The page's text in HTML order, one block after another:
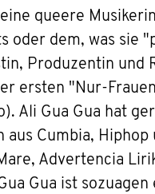
queere
oder dem, was sie
Produzentin und
ersten "Nur-
Ali Gua Gua hat
aus Cumbia,
Advertencia
Gua ist